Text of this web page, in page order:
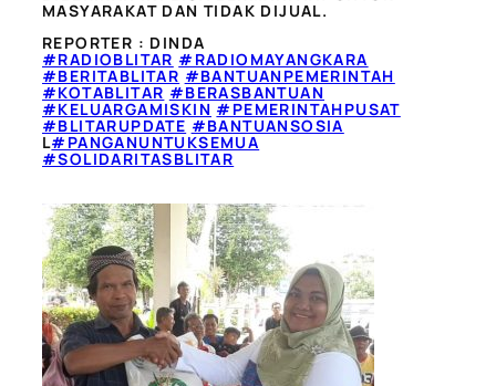
MASYARAKAT DAN TIDAK DIJUAL.
REPORTER : DINDA
#RADIOBLITAR #RADIOMAYANGKARA
#BERITABLITAR #BANTUANPEMERINTAH
#KOTABLITAR #BERASBANTUAN
#KELUARGAMISKIN #PEMERINTAHPUSAT
#BLITARUPDATE #BANTUANSOSIA
L#PANGANUNTUKSEMUA
#SOLIDARITASBLITAR